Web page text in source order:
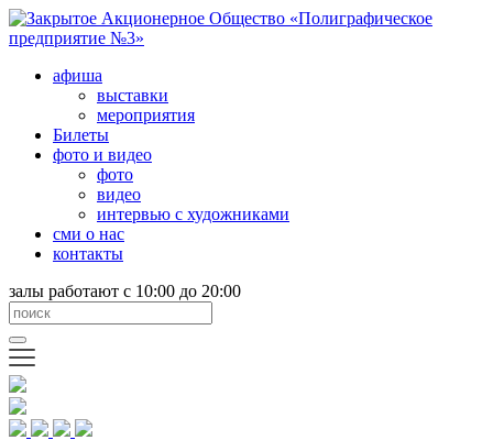
афиша
выставки
мероприятия
Билеты
фото и видео
фото
видео
интервью с художниками
сми о нас
контакты
залы работают с 10:00 до 20:00